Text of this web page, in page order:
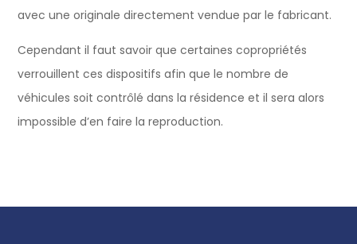
avec une originale directement vendue par le fabricant.
Cependant il faut savoir que certaines copropriétés
verrouillent ces dispositifs afin que le nombre de
véhicules soit contrôlé dans la résidence et il sera alors
impossible d’en faire la reproduction.